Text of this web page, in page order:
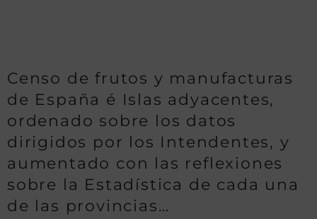
Censo de frutos y manufacturas
de España é Islas adyacentes,
ordenado sobre los datos
dirigidos por los Intendentes, y
aumentado con las reflexiones
sobre la Estadística de cada una
de las provincias…